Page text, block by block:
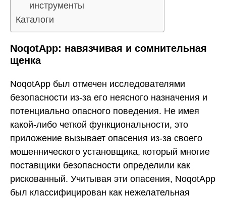
инструменты
Каталоги
NoqotApp: навязчивая и сомнительная
щенка
NoqotApp был отмечен исследователями
безопасности из-за его неясного назначения и
потенциально опасного поведения. Не имея
какой-либо четкой функциональности, это
приложение вызывает опасения из-за своего
мошеннического установщика, который многие
поставщики безопасности определили как
рискованный. Учитывая эти опасения, NoqotApp
был классифицирован как нежелательная